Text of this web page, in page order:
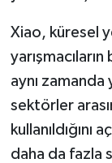
Xiao, küresel
aynı
sektörler
kullanıldığını
daha da fazla